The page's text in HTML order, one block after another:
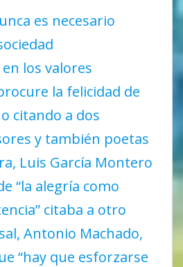
es necesario
los valores
la felicidad de
citando a dos
y también poetas
Luis García Montero
“la alegría como
citaba a otro
Antonio Machado,
“hay que esforzarse